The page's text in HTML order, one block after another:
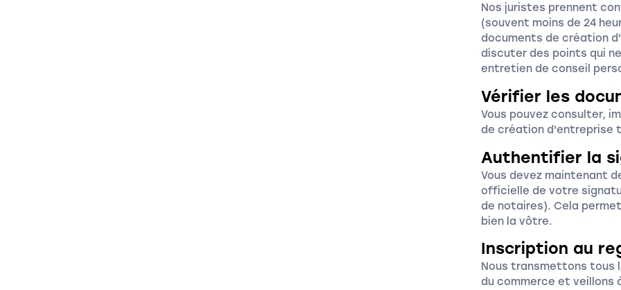
Nos juristes prennent
(souvent moins de 24
documents de création
discuter des points qui
entretien de conseil
Vérifier les
Vous pouvez consulter,
de création d'entreprise
Authentifier la
Vous devez maintenant
officielle de votre
de notaires). Cela
bien la vôtre.
Inscription au
Nous transmettons tous
du commerce et